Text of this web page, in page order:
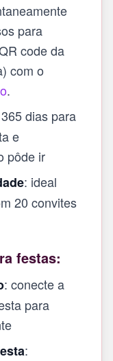
para
code da
com o
.
dias para
e
pôde ir
: ideal
20 convites
festas:
: conecte a
para
: